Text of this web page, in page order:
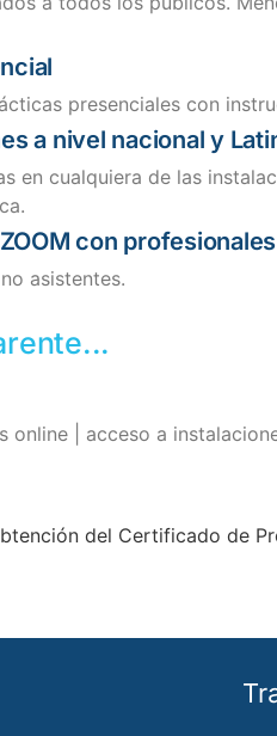
presenciales con
a nivel nacional y
en cualquiera de las
con profesionales
asistentes.
online | acceso a
del Certificado de